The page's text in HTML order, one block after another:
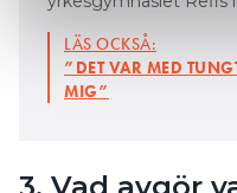
LÄS OCKSÅ:
”DET VAR MED
MIG”